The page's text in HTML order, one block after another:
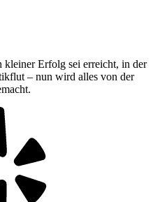
kleiner Erfolg sei erreicht, in der
– nun wird alles von der